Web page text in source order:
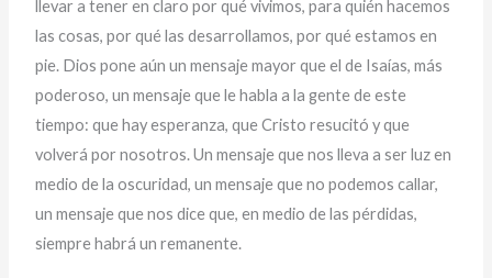
llevar a tener en claro por qué vivimos, para quién hacemos
las cosas, por qué las desarrollamos, por qué estamos en
pie. Dios pone aún un mensaje mayor que el de Isaías, más
poderoso, un mensaje que le habla a la gente de este
tiempo: que hay esperanza, que Cristo resucitó y que
volverá por nosotros. Un mensaje que nos lleva a ser luz en
medio de la oscuridad, un mensaje que no podemos callar,
un mensaje que nos dice que, en medio de las pérdidas,
siempre habrá un remanente.